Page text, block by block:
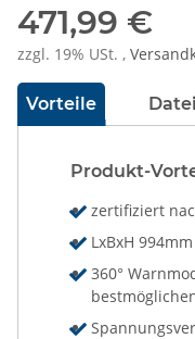
471,99 €
zzgl. 19% USt. ,
Vorteile
Produkt-
zertifiziert
LxBxH
360°